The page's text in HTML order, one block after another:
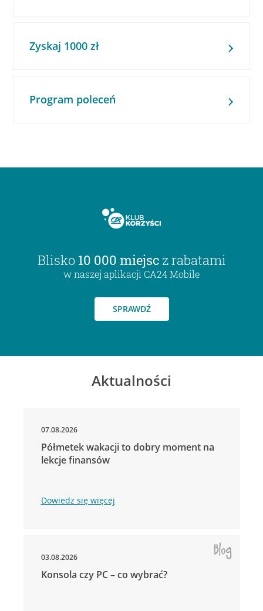
Zyskaj 1000 zł
Program poleceń
Blisko 10 000 miejsc z rabatami
w naszej aplikacji CA24 Mobile
SPRAWDŹ
Aktualności
07.08.2026
Półmetek wakacji to dobry moment na
lekcje finansów
Dowiedz się więcej
03.08.2026
Konsola czy PC – co wybrać?